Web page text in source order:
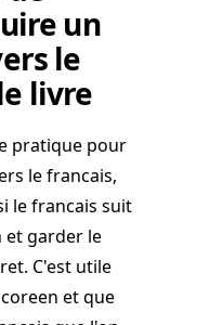
un
le
livre
pratique pour
le francais,
le francais suit
et garder le
C'est utile
et que